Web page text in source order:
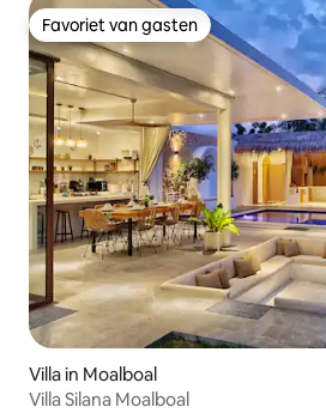
Favoriet van gasten
Favoriet van gasten
Villa in Moalboal
Villa Silana Moalboal